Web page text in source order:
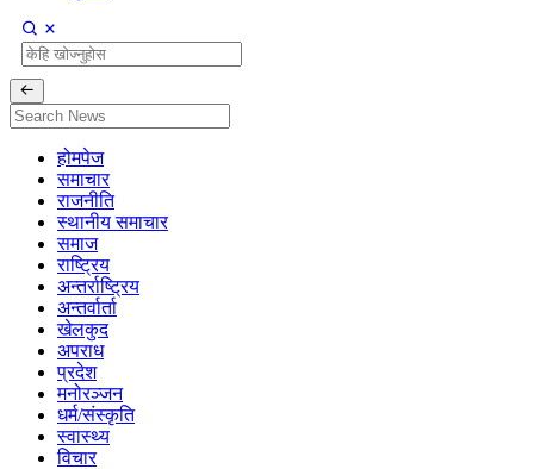
होमपेज
समाचार
राजनीति
स्थानीय समाचार
समाज
राष्ट्रिय
अन्तर्राष्ट्रिय
अन्तर्वार्ता
खेलकुद
अपराध
प्रदेश
मनोरञ्जन
धर्म/संस्कृति
स्वास्थ्य
विचार